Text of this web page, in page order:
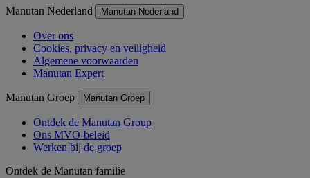
Manutan Nederland Manutan Nederland
Over ons
Cookies, privacy en veiligheid
Algemene voorwaarden
Manutan Expert
Manutan Groep Manutan Groep
Ontdek de Manutan Group
Ons MVO-beleid
Werken bij de groep
Ontdek de Manutan familie